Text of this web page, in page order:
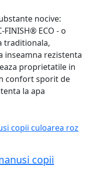
nocive:
ECO - o
traditionala,
inseamna rezistenta
proprietatile in
confort sporit de
la apa
copii